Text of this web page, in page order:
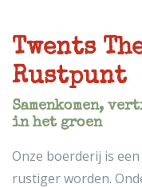
Twents
Rustpunt
Samenkomen,
in het groen
Onze boerderij is
rustiger worden.